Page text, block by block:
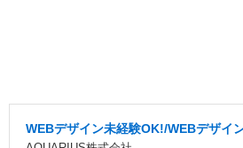
WEBデザイン未経験OK!/WEBデザイ